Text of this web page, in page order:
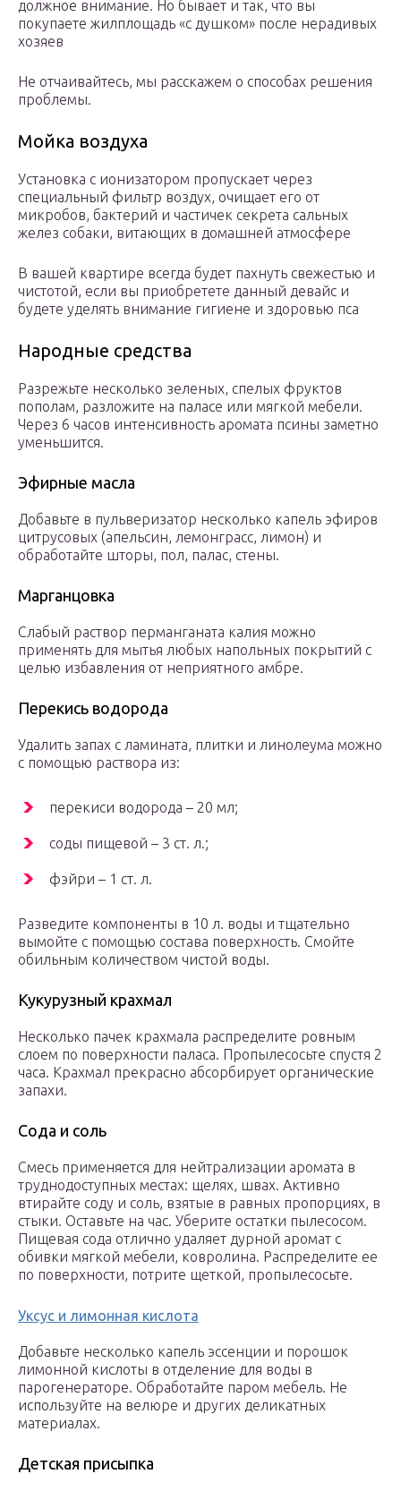
должное внимание. Но бывает и так, что вы
покупаете жилплощадь «с душком» после нерадивых
хозяев
Не отчаивайтесь, мы расскажем о способах решения
проблемы.
Мойка воздуха
Установка с ионизатором пропускает через
специальный фильтр воздух, очищает его от
микробов, бактерий и частичек секрета сальных
желез собаки, витающих в домашней атмосфере
В вашей квартире всегда будет пахнуть свежестью и
чистотой, если вы приобретете данный девайс и
будете уделять внимание гигиене и здоровью пса
Народные средства
Разрежьте несколько зеленых, спелых фруктов
пополам, разложите на паласе или мягкой мебели.
Через 6 часов интенсивность аромата псины заметно
уменьшится.
Эфирные масла
Добавьте в пульверизатор несколько капель эфиров
цитрусовых (апельсин, лемонграсс, лимон) и
обработайте шторы, пол, палас, стены.
Марганцовка
Слабый раствор перманганата калия можно
применять для мытья любых напольных покрытий с
целью избавления от неприятного амбре.
Перекись водорода
Удалить запах с ламината, плитки и линолеума можно
с помощью раствора из:
перекиси водорода – 20 мл;
соды пищевой – 3 ст. л.;
фэйри – 1 ст. л.
Разведите компоненты в 10 л. воды и тщательно
вымойте с помощью состава поверхность. Смойте
обильным количеством чистой воды.
Кукурузный крахмал
Несколько пачек крахмала распределите ровным
слоем по поверхности паласа. Пропылесосьте спустя 2
часа. Крахмал прекрасно абсорбирует органические
запахи.
Сода и соль
Смесь применяется для нейтрализации аромата в
труднодоступных местах: щелях, швах. Активно
втирайте соду и соль, взятые в равных пропорциях, в
стыки. Оставьте на час. Уберите остатки пылесосом.
Пищевая сода отлично удаляет дурной аромат с
обивки мягкой мебели, ковролина. Распределите ее
по поверхности, потрите щеткой, пропылесосьте.
Уксус и лимонная кислота
Добавьте несколько капель эссенции и порошок
лимонной кислоты в отделение для воды в
парогенераторе. Обработайте паром мебель. Не
используйте на велюре и других деликатных
материалах.
Детская присыпка